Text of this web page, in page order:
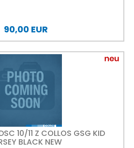
90,00 EUR
10/11 Z COLLOS GSG KID
BLACK NEW